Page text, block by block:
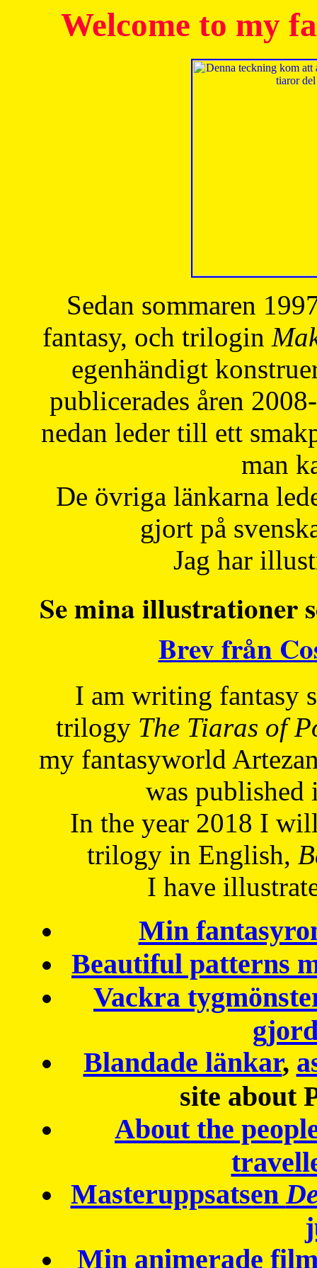
Welcome to my
Sedan sommaren
fantasy, och trilogin
egenhändigt
publicerades åren
nedan leder till ett
man
De övriga länkarna
gjort på
Jag har
Se mina illustrationer
Brev från
I am writing fantasy
trilogy The Tiaras of
my fantasyworld
was published
In the year 2018 I
trilogy in English,
I have
Min
Beautiful patterns
Vackra
Blandade länkar,
site about
About the
Masteruppsatsen
Min animerade